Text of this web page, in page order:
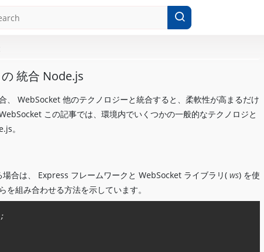
統合 Node.js
、 WebSocket 他のテクノロジーと統合すると、柔軟性が高まるだけ
この記事では、環境内でいくつかの一般的なテクノロジと
。
合は、 Express フレームワークと WebSocket ライブラリ( ws) を使
組み合わせる方法を示しています。
;